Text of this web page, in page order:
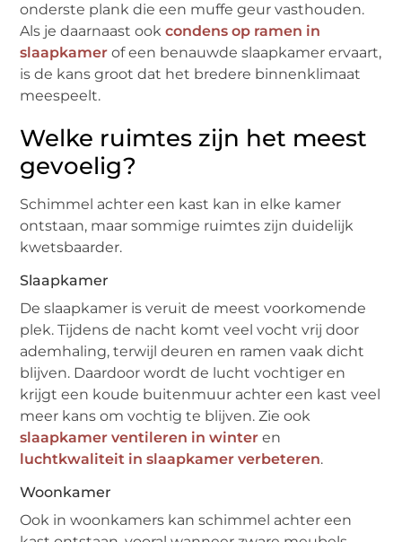
onderste plank die een muffe geur vasthouden.
Als je daarnaast ookcondens op ramen in
slaapkamer of een benauwde slaapkamer ervaart,
is de kans groot dat het bredere binnenklimaat
meespeelt.
Welke ruimtes zijn het meest
gevoelig?
Schimmel achter een kast kan in elke kamer
ontstaan, maar sommige ruimtes zijn duidelijk
kwetsbaarder.
Slaapkamer
De slaapkamer is veruit de meest voorkomende
plek. Tijdens de nacht komt veel vocht vrij door
ademhaling, terwijl deuren en ramen vaak dicht
blijven. Daardoor wordt de lucht vochtiger en
krijgt een koude buitenmuur achter een kast veel
meer kans om vochtig te blijven. Zie ook
slaapkamer ventileren in winter en
luchtkwaliteit in slaapkamer verbeteren.
Woonkamer
Ook in woonkamers kan schimmel achter een